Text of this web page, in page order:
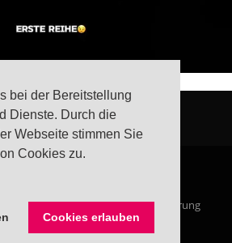
bei der Bereitstellung
Dienste. Durch die
Webseite stimmen Sie
Cookies zu.
Cookies erlauben
Impressum Datenschutzerklärung